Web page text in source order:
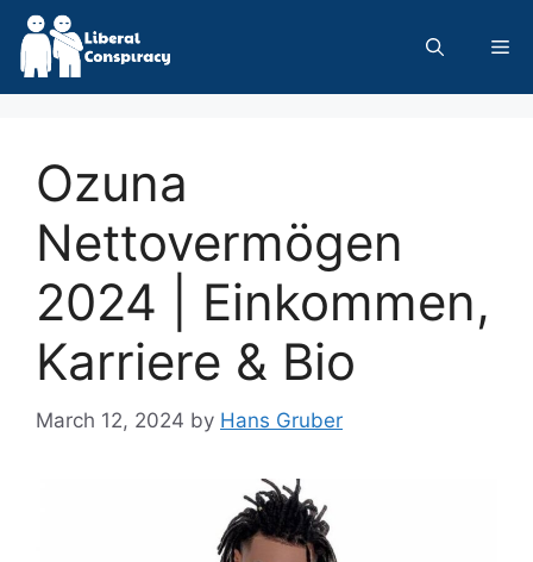
Skip
content
Ozuna
Nettovermögen
2024 | Einkommen,
Karriere & Bio
March 12, 2024 by Hans Gruber